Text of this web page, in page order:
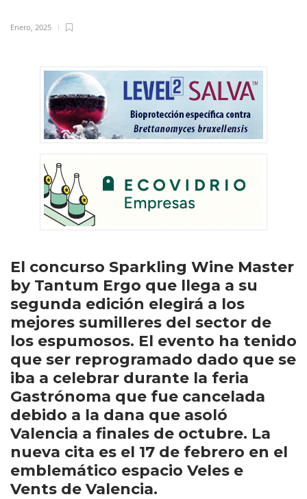
Enero, 2025
El concurso Sparkling Wine Master
by Tantum Ergo que llega a su
segunda edición elegirá a los
mejores sumilleres del sector de
los espumosos. El evento ha tenido
que ser reprogramado dado que se
iba a celebrar durante la feria
Gastrónoma que fue cancelada
debido a la dana que asoló
Valencia a finales de octubre. La
nueva cita es el 17 de febrero en el
emblemático espacio Veles e
Vents de Valencia.